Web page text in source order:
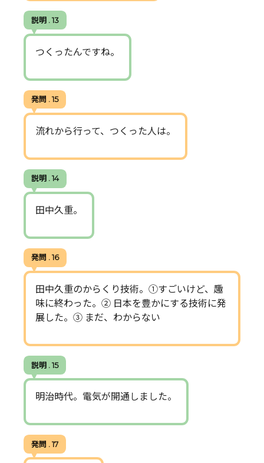
説明 . 13
つくったんですね。
発問 . 15
流れから行って、つくった人は。
説明 . 14
田中久重。
発問 . 16
田中久重のからくり技術。①すごいけど、趣
味に終わった。② 日本を豊かにする技術に発
展した。③ まだ、わからない
説明 . 15
明治時代。電気が開通しました。
発問 . 17